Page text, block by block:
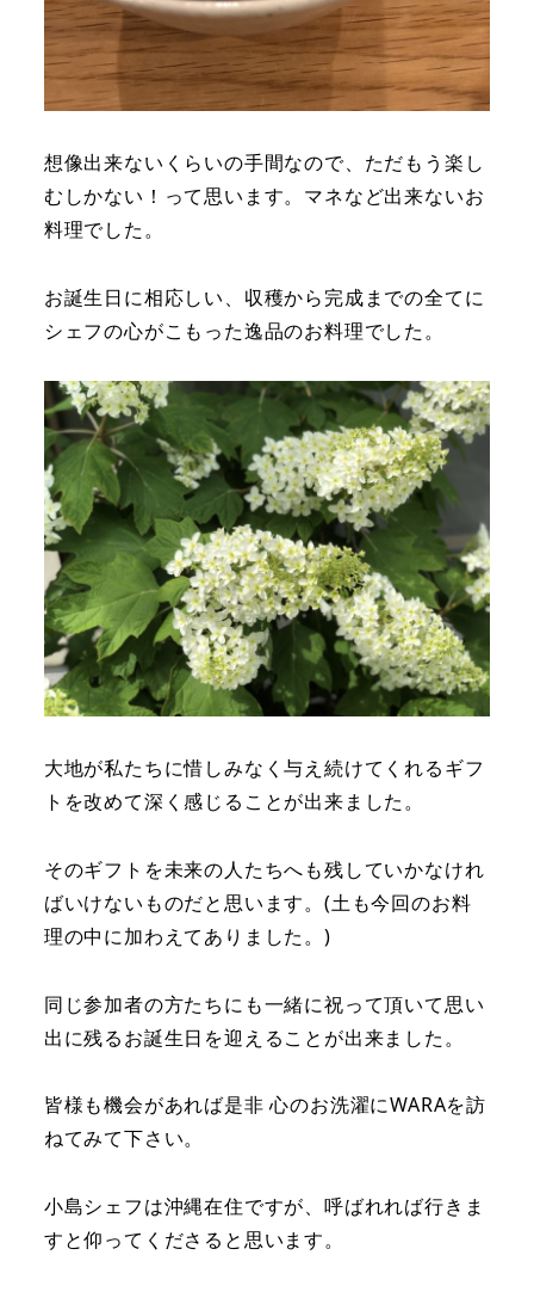
想像出来ないくらいの手間なので、ただもう楽し
むしかない！って思います。マネなど出来ないお
料理でした。
お誕生日に相応しい、収穫から完成までの全てに
シェフの心がこもった逸品のお料理でした。
大地が私たちに惜しみなく与え続けてくれるギフ
トを改めて深く感じることが出来ました。
そのギフトを未来の人たちへも残していかなけれ
ばいけないものだと思います。(土も今回のお料
理の中に加わえてありました。)
同じ参加者の方たちにも一緒に祝って頂いて思い
出に残るお誕生日を迎えることが出来ました。
皆様も機会があれば是非 心のお洗濯にWARAを訪
ねてみて下さい。
小島シェフは沖縄在住ですが、呼ばれれば行きま
すと仰ってくださると思います。